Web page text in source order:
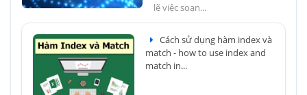
lẽ việc soạn...
Cách sử dụng hàm index và
match - how to use index and
match in...